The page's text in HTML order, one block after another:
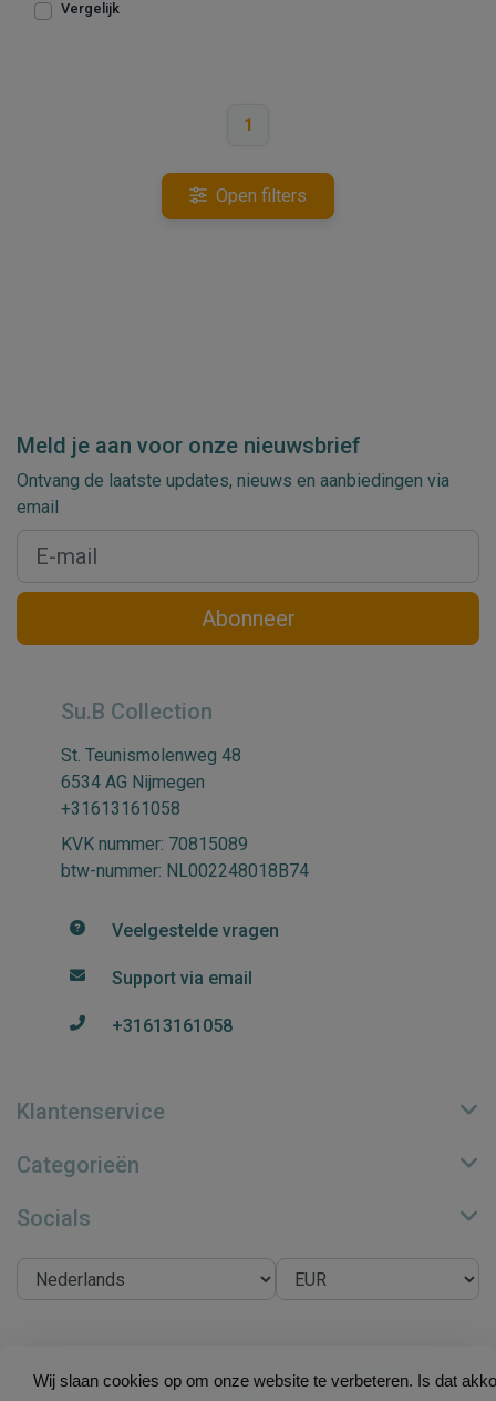
Wij slaan cookies op om onze website te verbeteren. Is dat
Vergelijk
1
Open filters
Meld je aan voor onze nieuwsbrief
Ontvang de laatste updates, nieuws en aanbiedingen via
email
Abonneer
Su.B Collection
St. Teunismolenweg 48
6534 AG Nijmegen
+31613161058
KVK nummer: 70815089
btw-nummer: NL002248018B74
Veelgestelde vragen
Support via email
+31613161058
Klantenservice
Categorieën
Socials
© Copyright 2026 Su.B Collection - Theme by Frontlabel -